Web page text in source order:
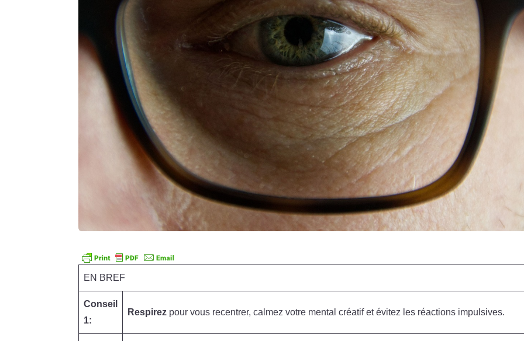
EN BREF
Conseil
1:
Respirez pour vous recentrer, calmez votre mental créatif et évitez les réactions impulsives.